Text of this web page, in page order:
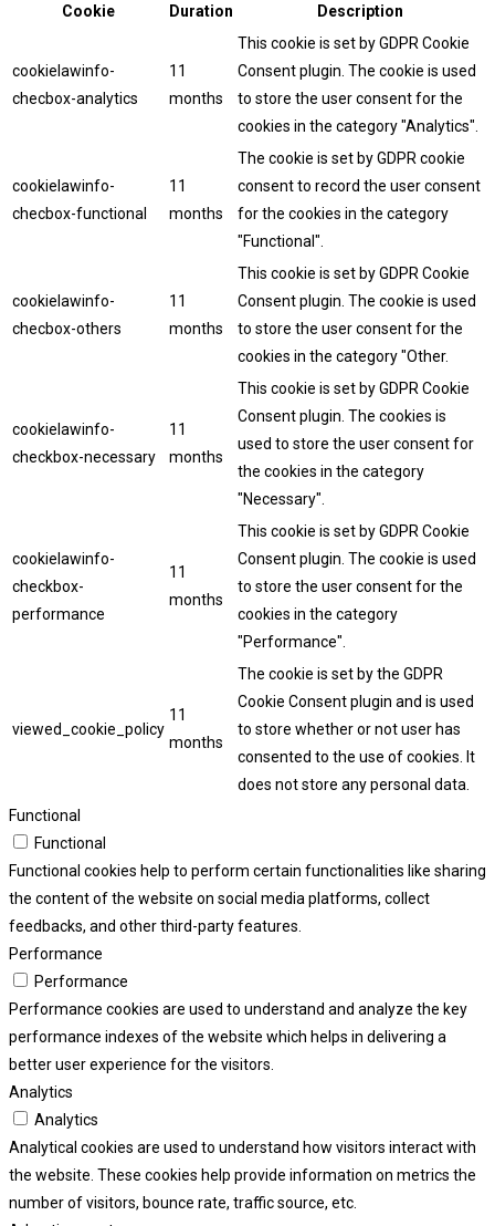
Cookie
Duration Description
cookielawinfo-
checbox-analytics
11
months
This cookie is set by GDPR Cookie
Consent plugin. The cookie is used
to store the user consent for the
cookies in the category "Analytics".
cookielawinfo-
checbox-functional
11
months
The cookie is set by GDPR cookie
consent to record the user consent
for the cookies in the category
"Functional".
cookielawinfo-
checbox-others
11
months
This cookie is set by GDPR Cookie
Consent plugin. The cookie is used
to store the user consent for the
cookies in the category "Other.
cookielawinfo-
checkbox-necessary
11
months
This cookie is set by GDPR Cookie
Consent plugin. The cookies is
used to store the user consent for
the cookies in the category
"Necessary".
cookielawinfo-
checkbox-
performance
11
months
This cookie is set by GDPR Cookie
Consent plugin. The cookie is used
to store the user consent for the
cookies in the category
"Performance".
viewed_cookie_policy
11
months
The cookie is set by the GDPR
Cookie Consent plugin and is used
to store whether or not user has
consented to the use of cookies. It
does not store any personal data.
Functional
Functional
Functional cookies help to perform certain functionalities like sharing
the content of the website on social media platforms, collect
feedbacks, and other third-party features.
Performance
Performance
Performance cookies are used to understand and analyze the key
performance indexes of the website which helps in delivering a
better user experience for the visitors.
Analytics
Analytics
Analytical cookies are used to understand how visitors interact with
the website. These cookies help provide information on metrics the
number of visitors, bounce rate, traffic source, etc.